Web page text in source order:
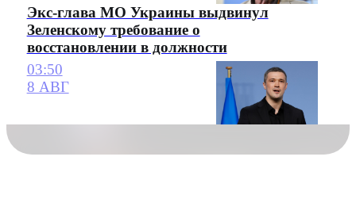
Экс-глава МО Украины выдвинул
Зеленскому требование о
восстановлении в должности
03:50
8 АВГ